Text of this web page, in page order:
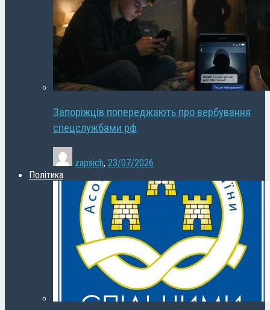
Запоріжців попереджають про вербування
спецслужбами рф
zapsich, 23/07/2026
Політика